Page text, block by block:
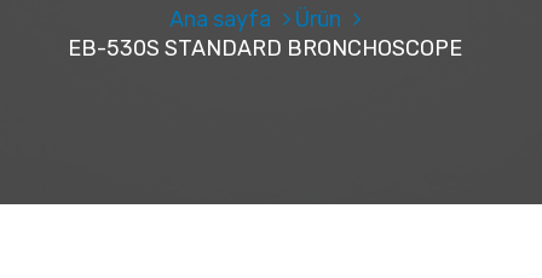
Ana sayfa
Ürün
EB-530S STANDARD BRONCHOSCOPE